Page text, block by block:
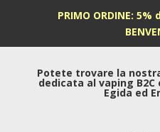
PRIMO ORDINE:
Potete trovare la
dedicata al vaping
Egida ed